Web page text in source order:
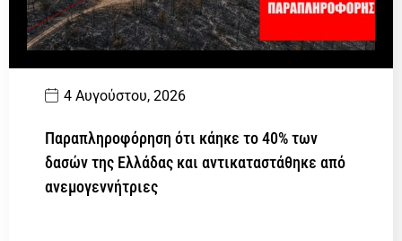
4 Αυγούστου, 2026
Παραπληροφόρηση ότι κάηκε το 40% των
δασών της Ελλάδας και αντικαταστάθηκε από
ανεμογεννήτριες